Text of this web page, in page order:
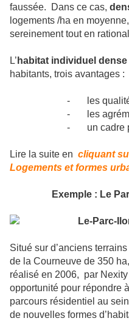
faussée. Dans ce cas,
logements /ha en
sereinement tout en
L’ habitat individuel dense
habitants, trois avantages :
-
les
-
les
-
un cadre
Lire la suite en cliquant
Logements et formes
Exemple : Le
Situé sur d’anciens
de la Courneuve de 350
réalisé en 2006, par
opportunité pour répondre
parcours résidentiel au
de nouvelles formes